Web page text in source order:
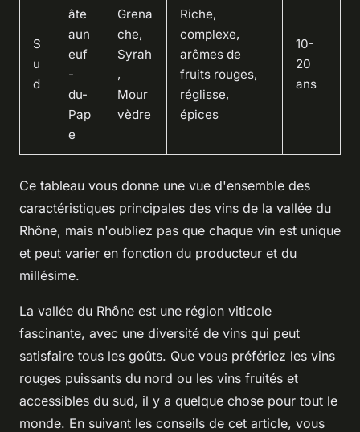
S
u
d
âte
aun
euf
-
du-
Pap
e
Grena
che,
Syrah
,
Mour
vèdre
Riche,
complexe,
arômes de
fruits rouges,
réglisse,
épices
10-
20
ans
Ce tableau vous donne une vue d'ensemble des
caractéristiques principales des vins de la vallée du
Rhône, mais n'oubliez pas que chaque vin est unique
et peut varier en fonction du producteur et du
millésime.
La vallée du Rhône est une région viticole
fascinante, avec une diversité de vins qui peut
satisfaire tous les goûts. Que vous préfériez les vins
rouges puissants du nord ou les vins fruités et
accessibles du sud, il y a quelque chose pour tout le
monde. En suivant les conseils de cet article, vous